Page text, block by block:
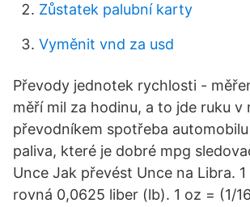
Zůstatek palubní karty
Vyměnit vnd ​​za usd
Převody jednotek rychlosti -
měří mil za hodinu, a to jde ruku v
převodníkem spotřeba
paliva, které je dobré mpg
Unce Jak převést Unce na Libra.
rovná 0,0625 liber (lb). 1 oz = (1/